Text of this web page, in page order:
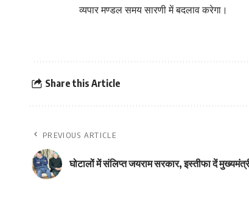
व्यपार मण्डल समय सारणी में बदलाव करेगा।
Share this Article
PREVIOUS ARTICLE
घोटालों में संलिप्त जयराम सरकार, इस्तीफा दें